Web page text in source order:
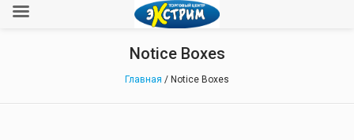
Notice Boxes
Главная / Notice Boxes